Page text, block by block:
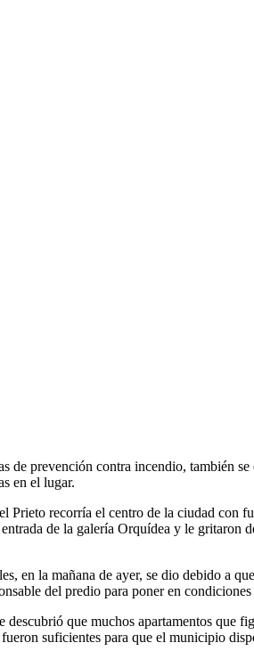
prevención contra incendio, también
en el lugar.
Prieto recorría el centro de la ciudad con
de la galería Orquídea y le
en la mañana de ayer, se dio debido a
del predio para poner en
que muchos apartamentos que
suficientes para que el municipio